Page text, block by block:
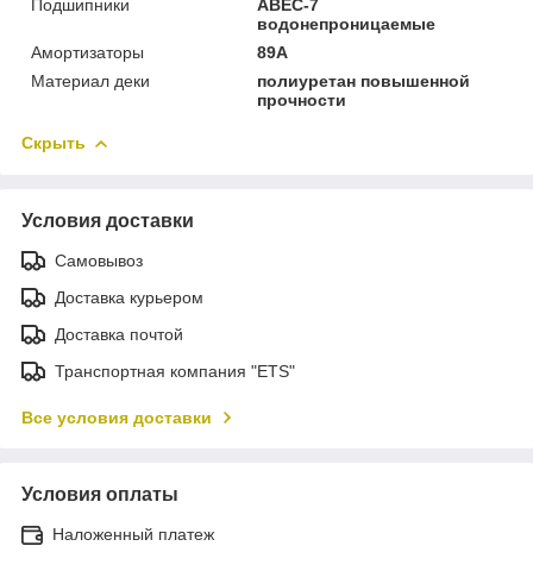
Подшипники
ABEC-7
водонепроницаемые
Амортизаторы
89А
Материал деки
полиуретан повышенной
прочности
Скрыть
Условия доставки
Самовывоз
Доставка курьером
Доставка почтой
Транспортная компания "ETS"
Все условия доставки
Условия оплаты
Наложенный платеж